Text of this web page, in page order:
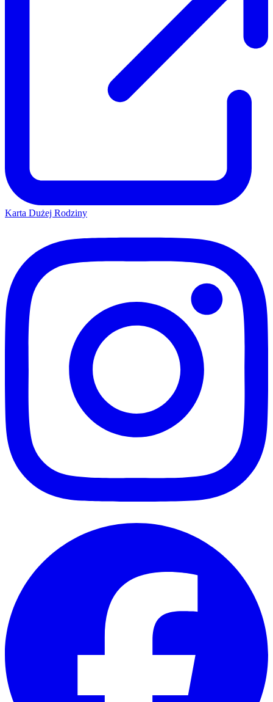
Karta Dużej Rodziny